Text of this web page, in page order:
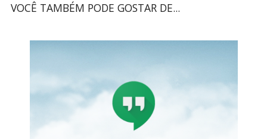
VOCÊ TAMBÉM PODE GOSTAR DE...